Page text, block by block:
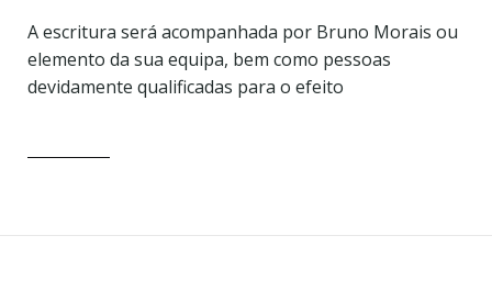
A escritura será acompanhada por Bruno Morais ou
elemento da sua equipa, bem como pessoas
devidamente qualificadas para o efeito